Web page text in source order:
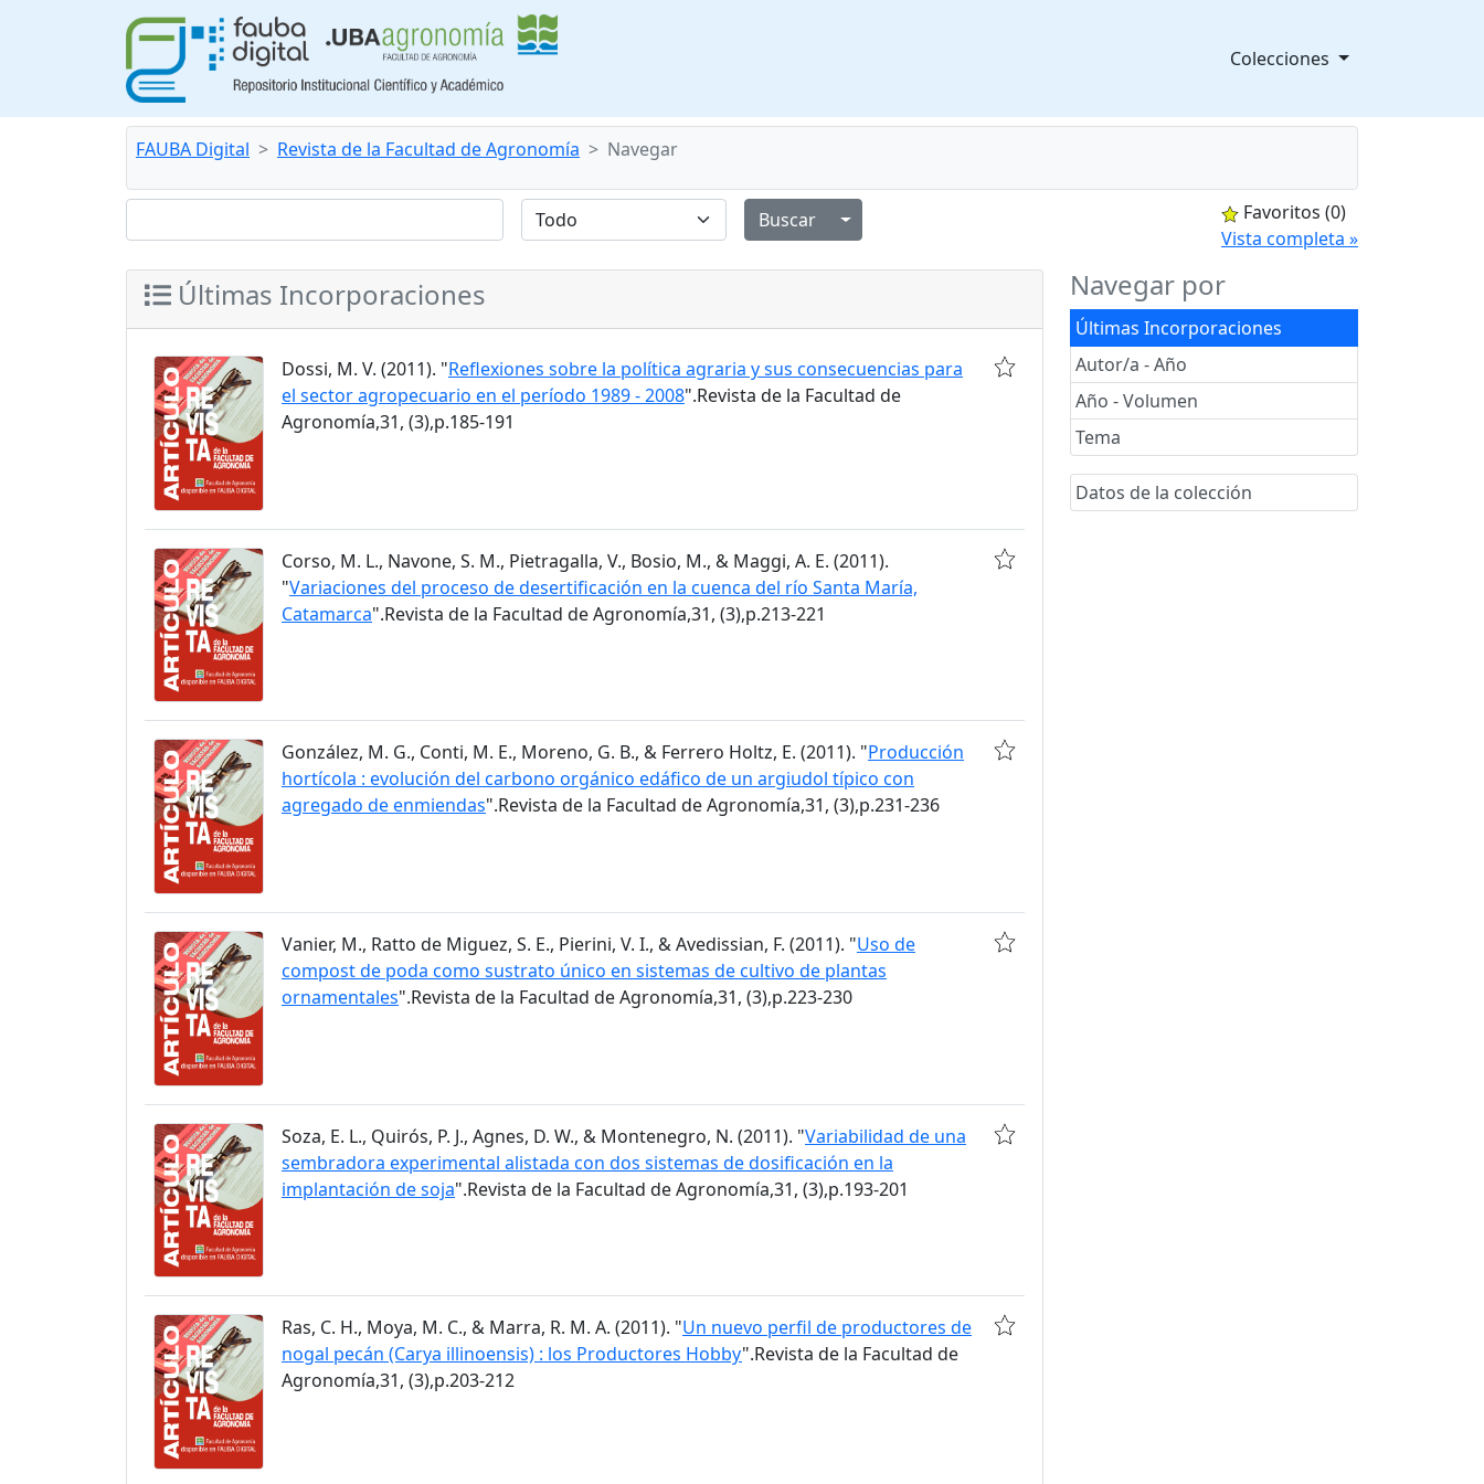
Colecciones
FAUBA Digital Revista de la Facultad de Agronomía Navegar
Alternar menú desplegable
Favoritos (0)
Vista completa »
Navegar por
Últimas Incorporaciones
Autor/a - Año
Año - Volumen
Tema
Datos de la colección
Últimas Incorporaciones
Dossi, M. V. (2011). "Reflexiones sobre la política agraria y sus consecuencias para
el sector agropecuario en el período 1989 - 2008".Revista de la Facultad de
Agronomía,31, (3),p.185-191
Corso, M. L., Navone, S. M., Pietragalla, V., Bosio, M., & Maggi, A. E. (2011).
"Variaciones del proceso de desertificación en la cuenca del río Santa María,
Catamarca".Revista de la Facultad de Agronomía,31, (3),p.213-221
González, M. G., Conti, M. E., Moreno, G. B., & Ferrero Holtz, E. (2011). "Producción
hortícola : evolución del carbono orgánico edáfico de un argiudol típico con
agregado de enmiendas".Revista de la Facultad de Agronomía,31, (3),p.231-236
Vanier, M., Ratto de Miguez, S. E., Pierini, V. I., & Avedissian, F. (2011). "Uso de
compost de poda como sustrato único en sistemas de cultivo de plantas
ornamentales".Revista de la Facultad de Agronomía,31, (3),p.223-230
Soza, E. L., Quirós, P. J., Agnes, D. W., & Montenegro, N. (2011). "Variabilidad de una
sembradora experimental alistada con dos sistemas de dosificación en la
implantación de soja".Revista de la Facultad de Agronomía,31, (3),p.193-201
Ras, C. H., Moya, M. C., & Marra, R. M. A. (2011). "Un nuevo perfil de productores de
nogal pecán (Carya illinoensis) : los Productores Hobby".Revista de la Facultad de
Agronomía,31, (3),p.203-212